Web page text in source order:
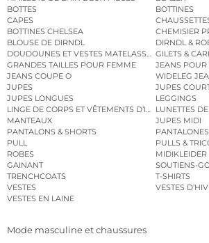
BOTTES
BOTTINES
CAPES
BOTTINES CHELSEA
CHEMISIER
BLOUSE DE DIRNDL
DIRNDL &
DOUDOUNES ET VESTES MATELASSÉESGILETS &
GRANDES TAILLES POUR FEMME
JEANS
JEANS COUPE O
WIDELEG
JUPES
JUPES
JUPES LONGUES
LEGGINGS
LINGE DE CORPS ET VÊTEMENTS D’INTÉRIEUR
LUNETTES
MANTEAUX
JUPES MIDI
PANTALONS & SHORTS
PULL
PULLS &
ROBES
MIDIKLEIDER
GAINANT
SOUTIENS-
TRENCHCOATS
T-SHIRTS
VESTES
VESTES
VESTES EN LAINE
Mode masculine et chaussures